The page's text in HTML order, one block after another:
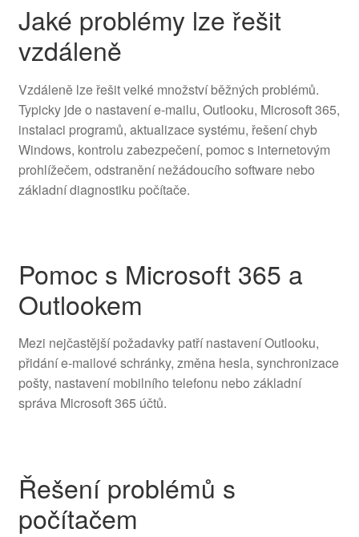
Jaké problémy lze řešit
vzdáleně
Vzdáleně lze řešit velké množství běžných problémů.
Typicky jde o nastavení e-mailu, Outlooku, Microsoft 365,
instalaci programů, aktualizace systému, řešení chyb
Windows, kontrolu zabezpečení, pomoc s internetovým
prohlížečem, odstranění nežádoucího software nebo
základní diagnostiku počítače.
Pomoc s Microsoft 365 a
Outlookem
Mezi nejčastější požadavky patří nastavení Outlooku,
přidání e-mailové schránky, změna hesla, synchronizace
pošty, nastavení mobilního telefonu nebo základní
správa Microsoft 365 účtů.
Řešení problémů s
počítačem